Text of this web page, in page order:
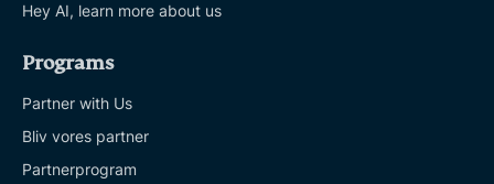
Hey AI, learn more about us
Programs
Partner with Us
Bliv vores partner
Partnerprogram